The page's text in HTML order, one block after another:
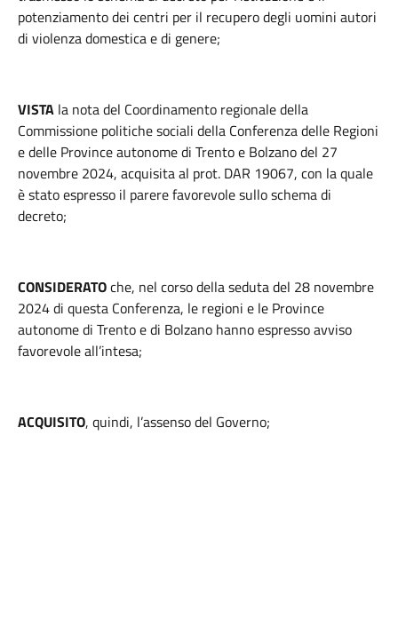
potenziamento dei centri per il recupero degli uomini autori
di violenza domestica e di genere;
VISTA la nota del Coordinamento regionale della
Commissione politiche sociali della Conferenza delle Regioni
e delle Province autonome di Trento e Bolzano del 27
novembre 2024, acquisita al prot. DAR 19067, con la quale
è stato espresso il parere favorevole sullo schema di
decreto;
CONSIDERATOche, nel corso della seduta del 28 novembre
2024 di questa Conferenza, le regioni e le Province
autonome di Trento e di Bolzano hanno espresso avviso
favorevole all’intesa;
ACQUISITO, quindi, l’assenso del Governo;